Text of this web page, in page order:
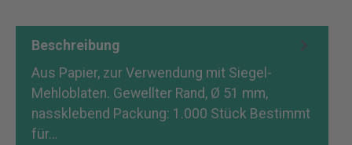
Beschreibung
Aus Papier, zur Verwendung mit Siegel-
Mehloblaten. Gewellter Rand, Ø 51 mm,
nassklebend Packung: 1.000 Stück Bestimmt
für…